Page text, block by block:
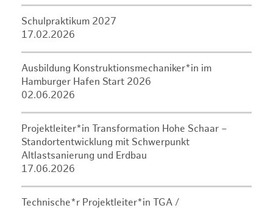
Schulpraktikum 2027
17.02.2026
Ausbildung Konstruktionsmechaniker*in im
Hamburger Hafen Start 2026
02.06.2026
Projektleiter*in Transformation Hohe Schaar –
Standortentwicklung mit Schwerpunkt
Altlastsanierung und Erdbau
17.06.2026
Technische*r Projektleiter*in TGA /